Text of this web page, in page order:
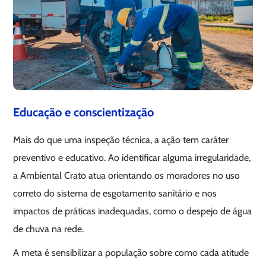
Educação e conscientização
Mais do que uma inspeção técnica, a ação tem caráter
preventivo e educativo. Ao identificar alguma irregularidade,
a Ambiental Crato atua orientando os moradores no uso
correto do sistema de esgotamento sanitário e nos
impactos de práticas inadequadas, como o despejo de água
de chuva na rede.
A meta é sensibilizar a população sobre como cada atitude